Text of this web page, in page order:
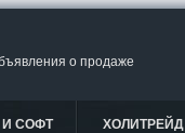
о продаже
СОФТ ХОЛИТРЕЙД